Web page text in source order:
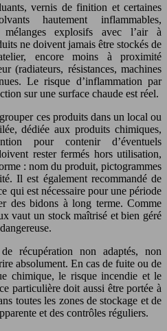
vernis de finition et certaines
hautement inflammables,
explosifs avec l’air à
ne doivent jamais être stockés de
encore moins à proximité
(radiateurs, résistances, machines
Le risque d’inflammation par
sur une surface chaude est réel.
ces produits dans un local ou
dédiée aux produits chimiques,
pour contenir d’éventuels
rester fermés hors utilisation,
: nom du produit, pictogrammes
Il est également recommandé de
qui est nécessaire pour une période
des bidons à long terme. Comme
vaut un stock maîtrisé et bien géré
récupération non adaptés, non
absolument. En cas de fuite ou de
chimique, le risque incendie et le
particulière doit aussi être portée à
toutes les zones de stockage et de
et des contrôles réguliers.